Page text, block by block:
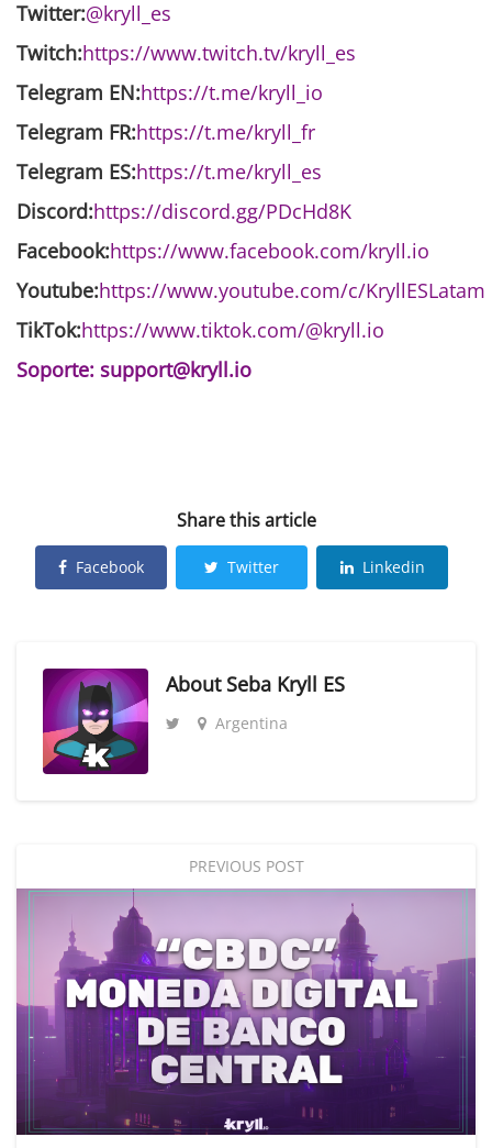
Twitter:@kryll_es
Twitch:https://www.twitch.tv/kryll_es
Telegram EN:https://t.me/kryll_io
Telegram FR:https://t.me/kryll_fr
Telegram ES:https://t.me/kryll_es
Discord:https://discord.gg/PDcHd8K
Facebook:https://www.facebook.com/kryll.io
Youtube:https://www.youtube.com/c/KryllESLatam
TikTok:https://www.tiktok.com/@kryll.io
Soporte: support@kryll.io
Share this article
Facebook Twitter Linkedin
About Seba Kryll ES
Argentina
PREVIOUS POST